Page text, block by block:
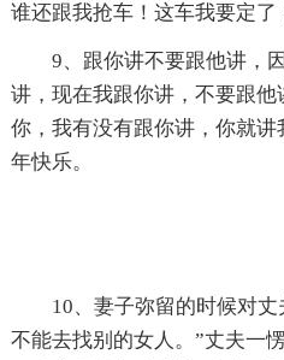
谁还跟我抢车！这车我要定了
9、跟你讲不要跟他讲，
讲，现在我跟你讲，不要跟
你，我有没有跟你讲，你就
年快乐。
10、妻子弥留的时候对
不能去找别的女人。”丈夫一